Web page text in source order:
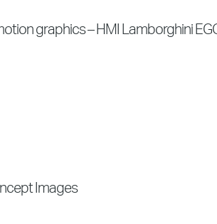
graphics – HMI Lamborghini
Images